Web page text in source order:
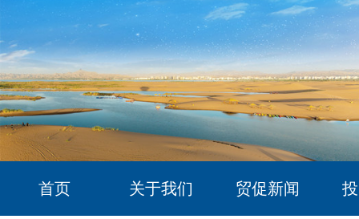
首页 关于我们 贸促新闻